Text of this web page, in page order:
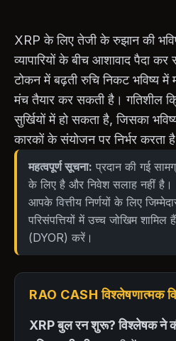
XRP के लिए तेजी के रुझान की
व्यापारियों के बीच आशावाद पैदा
टोकन में बढ़ती रुचि निकट भविष्य में
मंच तैयार कर सकती है। गतिशील
सुर्खियों में हो सकता है, जिसका
कारकों के संयोजन पर निर्भर करता
महत्वपूर्ण सूचना: प्रदान की गई
के लिए है और निवेश सलाह नहीं
आपके वित्तीय निर्णयों के लिए
परिसंपत्तियों में उच्च जोखिम
(DYOR) करें।
RAO CASH विश्लेषणात्मक
XRP बुल रन शुरू? विश्लेषक ने